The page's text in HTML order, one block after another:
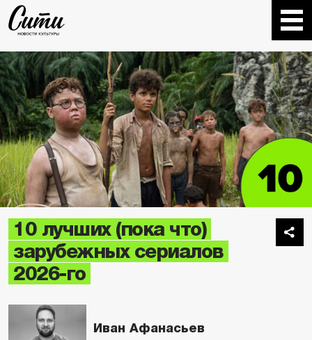
10 лучших (пока что)
зарубежных сериалов
2026-го
Иван Афанасьев